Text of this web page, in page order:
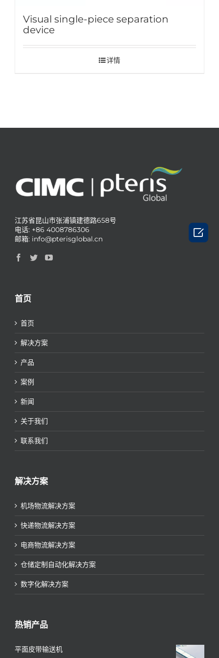
Visual single-piece separation
device
详情
江苏省昆山市张浦镇建德路658号
电话: +86 4008786306
邮箱: info@pterisglobal.cn
首页
首页
解决方案
产品
案例
新闻
关于我们
联系我们
解决方案
机场物流解决方案
快递物流解决方案
电商物流解决方案
仓储定制自动化解决方案
数字化解决方案
热销产品
平面皮带输送机
